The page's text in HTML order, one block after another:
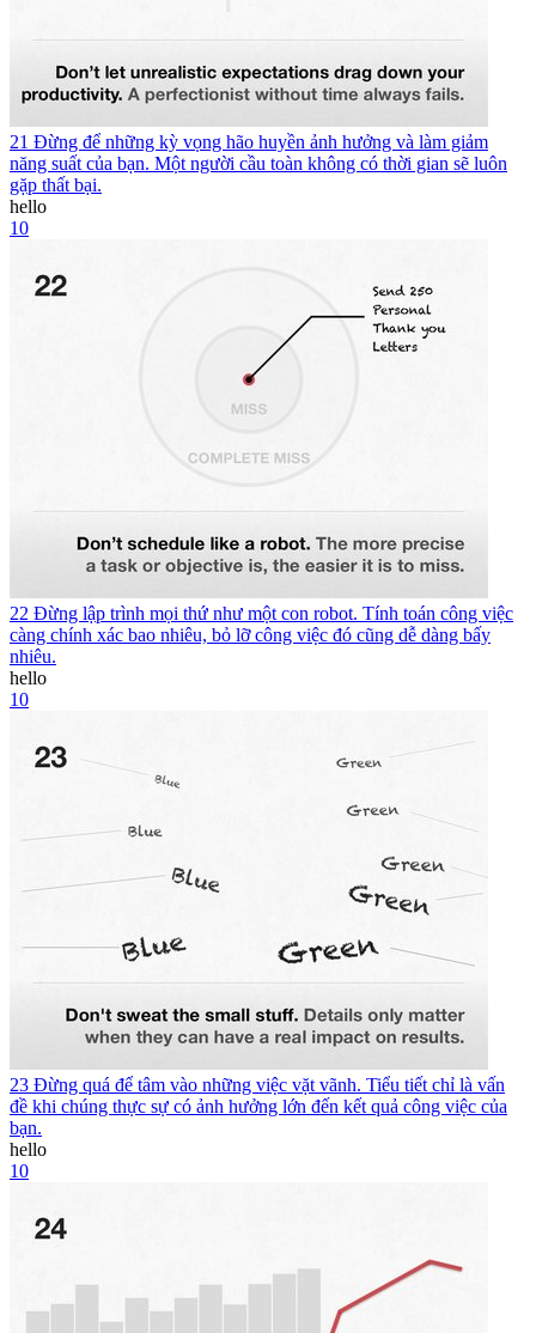
21 Đừng để những kỳ vọng hão huyền ảnh hưởng và làm giảm
năng suất của bạn. Một người cầu toàn không có thời gian sẽ luôn
gặp thất bại.
hello
10
22 Đừng lập trình mọi thứ như một con robot. Tính toán công việc
càng chính xác bao nhiêu, bỏ lỡ công việc đó cũng dễ dàng bấy
nhiêu.
hello
10
23 Đừng quá để tâm vào những việc vặt vãnh. Tiểu tiết chỉ là vấn
đề khi chúng thực sự có ảnh hưởng lớn đến kết quả công việc của
bạn.
hello
10